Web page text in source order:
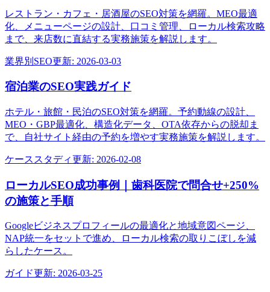
レストラン・カフェ・居酒屋のSEO対策を網羅。MEO最適
化、メニューページの設計、口コミ管理、ローカル検索攻略
まで、来店数に直結する実務施策を解説します。
業界別SEO更新: 2026-03-03
宿泊業のSEO実践ガイド
ホテル・旅館・民泊のSEO対策を網羅。予約動線の設計、
MEO・GBP最適化、構造化データ、OTA依存からの脱却ま
で、自社サイト経由の予約を増やす実務施策を解説します。
ケーススタディ更新: 2026-02-08
ローカルSEO成功事例｜歯科医院で問合せ+250%
の施策と手順
Googleビジネスプロフィールの最適化と地域意図ページ、
NAP統一をセットで進め、ローカル検索の取りこぼしを減
らしたケース。
ガイド更新: 2026-03-25